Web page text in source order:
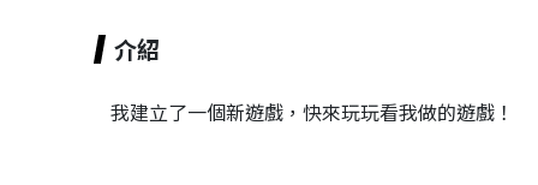
介紹
我建立了一個新遊戲，快來玩玩看我做的遊戲！